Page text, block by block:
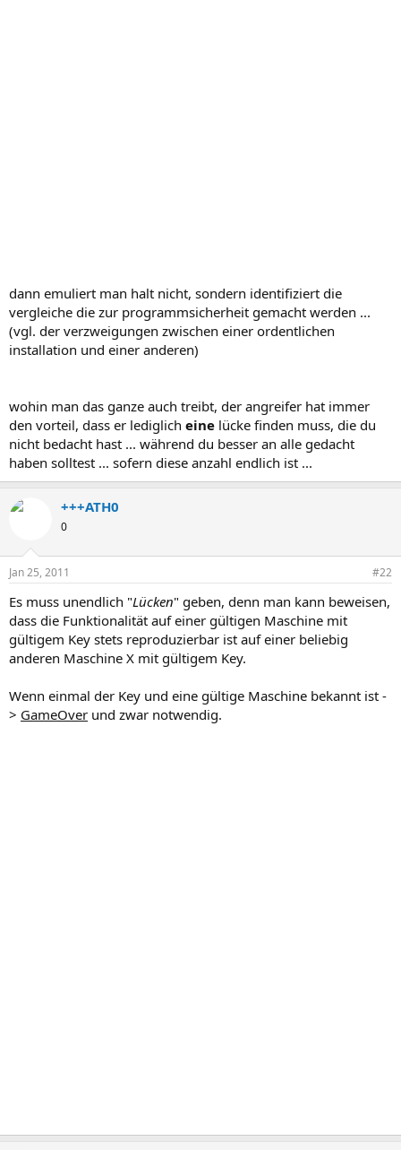
dann emuliert man halt nicht, sondern identifiziert die
vergleiche die zur programmsicherheit gemacht werden ...
(vgl. der verzweigungen zwischen einer ordentlichen
installation und einer anderen)
wohin man das ganze auch treibt, der angreifer hat immer
den vorteil, dass er lediglich eine lücke finden muss, die du
nicht bedacht hast ... während du besser an alle gedacht
haben solltest ... sofern diese anzahl endlich ist ...
+++ATH0
0
Jan 25, 2011 #22
Es muss unendlich "Lücken" geben, denn man kann beweisen,
dass die Funktionalität auf einer gültigen Maschine mit
gültigem Key stets reproduzierbar ist auf einer beliebig
anderen Maschine X mit gültigem Key.
Wenn einmal der Key und eine gültige Maschine bekannt ist -
> GameOver und zwar notwendig.